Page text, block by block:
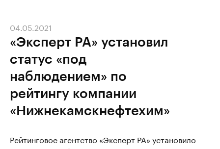
«Эксперт РА» установил
статус «под
наблюдением» по
рейтингу компании
«Нижнекамскнефтехим»
04.05.2021
Рейтинговое агентство «Эксперт РА» установило